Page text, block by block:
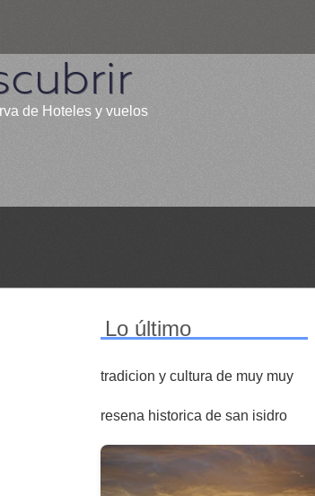
de Hoteles y vuelos
Lo último
tradicion y cultura de muy muy
resena historica de san isidro